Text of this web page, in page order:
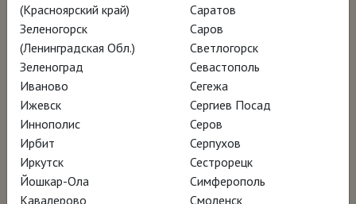
показаны и Ботеро-человек, и его искусство
— две составляющие силы его личности,
позволившие преодолеть бедность,
десятилетия жестокой критики и
трагическую смерть четырёхлетнего сына.
Вы увидите на экране редкие кадры: дети
художника открывают коробки с эскизами
пятидесятилетней давности, лежавшими
(Красноярский край)
Зеленогорск
(Ленинградская Обл.)
Зеленоград
Иваново
Ижевск
Иннополис
Ирбит
Иркутск
Йошкар-Ола
Кавалерово
Саратов
Саров
Светлогорск
Севастополь
Сегежа
Сергиев Посад
Серов
Серпухов
Сестрорецк
Симферополь
Смоленск